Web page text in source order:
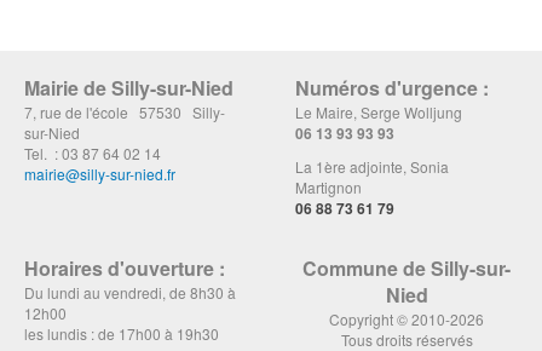
Mairie de Silly-sur-Nied
7, rue de l'école 57530 Silly-
sur-Nied
Tel. : 03 87 64 02 14
mairie@silly-sur-nied.fr
Numéros d'urgence :
Le Maire, Serge Wolljung
06 13 93 93 93
La 1ère adjointe, Sonia
Martignon
06 88 73 61 79
Horaires d'ouverture :
Du lundi au vendredi, de 8h30 à
12h00
les lundis : de 17h00 à 19h30
Commune de Silly-sur-
Nied
Copyright © 2010-2026
Tous droits réservés